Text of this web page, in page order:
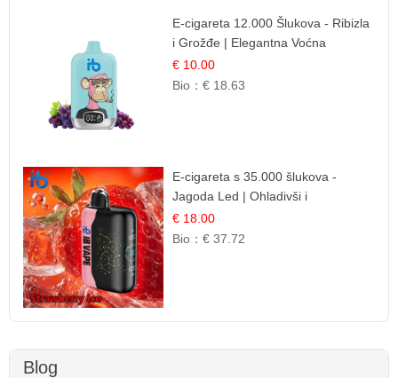
E-cigareta 12.000 Šlukova - Ribizla
i Grožđe | Elegantna Voćna
Kombinacija
€ 10.00
Bio：€ 18.63
E-cigareta s 35.000 šlukova -
Jagoda Led | Ohladivši i
Osježavajući Okus
€ 18.00
Bio：€ 37.72
Blog